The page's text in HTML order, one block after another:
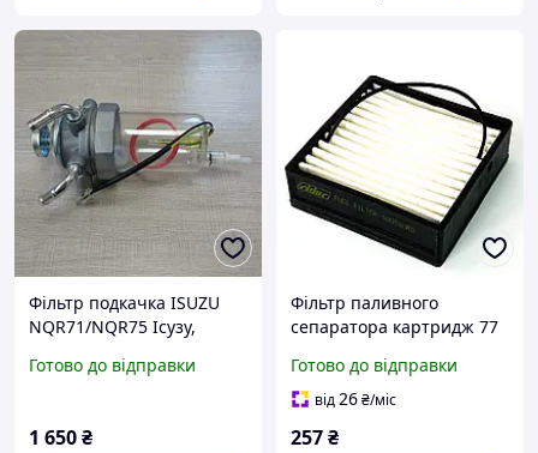
Фільтр подкачка ISUZU
NQR71/NQR75 Ісузу,
(8971880421)
Готово до відправки
1 650₴
Фільтр паливного
сепаратора картридж 77
ISUZU NQR90 NPR75 RD
(00530) WW10196
Готово до відправки
від26₴/міс
257₴